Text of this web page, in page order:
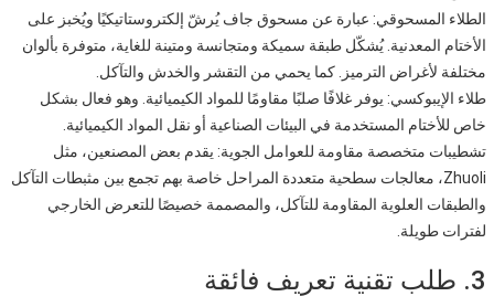
الطلاء المسحوقي: عبارة عن مسحوق جاف يُرشّ إلكتروستاتيكيًا ويُخبز على
الأختام المعدنية. يُشكّل طبقة سميكة ومتجانسة ومتينة للغاية، متوفرة بألوان
مختلفة لأغراض الترميز. كما يحمي من التقشر والخدش والتآكل.
طلاء الإيبوكسي: يوفر غلافًا صلبًا مقاومًا للمواد الكيميائية. وهو فعال بشكل
خاص للأختام المستخدمة في البيئات الصناعية أو نقل المواد الكيميائية.
تشطيبات متخصصة مقاومة للعوامل الجوية: يقدم بعض المصنعين، مثل
Zhuoli، معالجات سطحية متعددة المراحل خاصة بهم تجمع بين مثبطات التآكل
والطبقات العلوية المقاومة للتآكل، والمصممة خصيصًا للتعرض الخارجي
لفترات طويلة.
3. طلب ​​تقنية تعريف فائقة